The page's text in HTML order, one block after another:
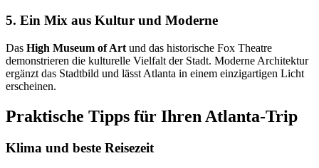
5. Ein Mix aus Kultur und Moderne
Das High Museum of Art und das historische Fox Theatre
demonstrieren die kulturelle Vielfalt der Stadt. Moderne Architektur
ergänzt das Stadtbild und lässt Atlanta in einem einzigartigen Licht
erscheinen.
Praktische Tipps für Ihren Atlanta-Trip
Klima und beste Reisezeit